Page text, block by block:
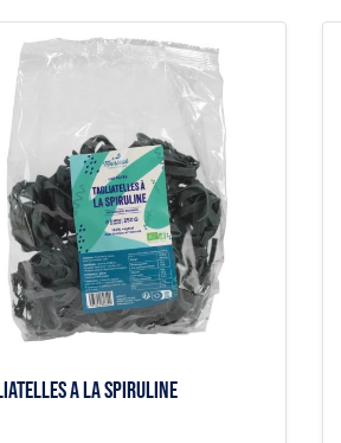
a la spiruline